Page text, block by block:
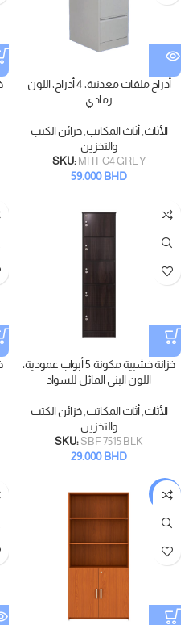
أدراج ملفات معدنية، 4 أدراج، اللون
رمادي
الأثاث ,أثاث المكاتب ,خزائن الكتب
والتخزين
SKU: MH FC4 GREY
59.000BHD
خزانة خشبية مكونة 5 أبواب عمودية،
اللون البني المائل للسواد
الأثاث ,أثاث المكاتب ,خزائن الكتب
والتخزين
SKU:SBF 7515 BLK
29.000BHD
-36%